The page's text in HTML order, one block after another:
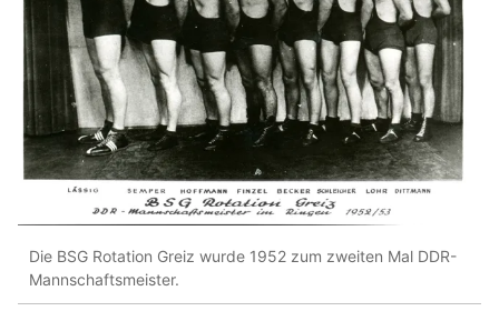
Die BSG Rotation Greiz wurde 1952 zum zweiten Mal DDR-
Mannschaftsmeister.